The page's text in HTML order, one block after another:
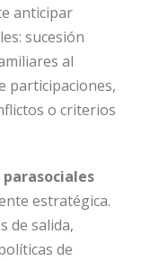
anticipar
sucesión
al
participaciones,
o criterios
estratégica.
de salida,
de